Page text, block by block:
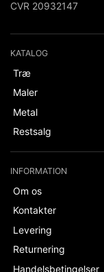
CVR 20932147
KATALOG
Træ
Maler
Metal
Restsalg
INFORMATION
Om os
Kontakter
Levering
Returnering
Handelsbetingelser